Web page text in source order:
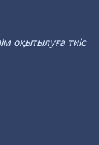
оқытылуға тиіс